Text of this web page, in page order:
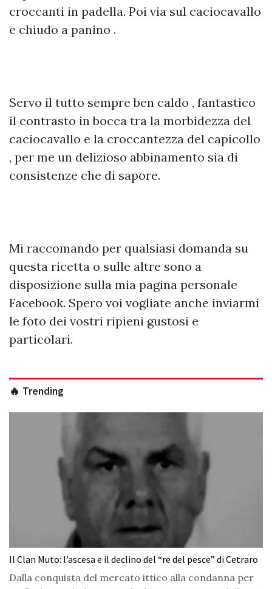
croccanti in padella. Poi via sul caciocavallo
e chiudo a panino .
Servo il tutto sempre ben caldo , fantastico
il contrasto in bocca tra la morbidezza del
caciocavallo e la croccantezza del capicollo
, per me un delizioso abbinamento sia di
consistenze che di sapore.
Mi raccomando per qualsiasi domanda su
questa ricetta o sulle altre sono a
disposizione sulla mia pagina personale
Facebook. Spero voi vogliate anche inviarmi
le foto dei vostri ripieni gustosi e
particolari.
🔥 Trending
Il Clan Muto: l’ascesa e il declino del “re del pesce” di Cetraro
Dalla conquista del mercato ittico alla condanna per